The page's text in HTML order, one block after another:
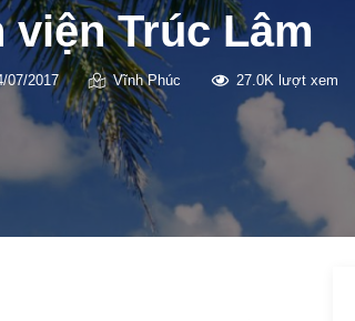
viện Trúc Lâm
07/2017 Vĩnh Phúc 27.0K lượt xem